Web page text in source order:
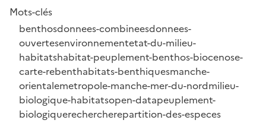
Mots-clés
benthosdonnees-combineesdonnees-
ouvertesenvironnementetat-du-milieu-
habitatshabitat-peuplement-benthos-biocenose-
carte-rebenthabitats-benthiquesmanche-
orientalemetropole-manche-mer-du-nordmilieu-
biologique-habitatsopen-datapeuplement-
biologiquerechercherepartition-des-especes